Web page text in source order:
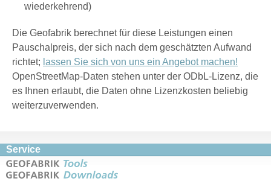
wiederkehrend)
Die Geofabrik berechnet für diese Leistungen einen
Pauschalpreis, der sich nach dem geschätzten Aufwand
richtet; lassen Sie sich von uns ein Angebot machen!
OpenStreetMap-Daten stehen unter der ODbL-Lizenz, die
es Ihnen erlaubt, die Daten ohne Lizenzkosten beliebig
weiterzuverwenden.
Service